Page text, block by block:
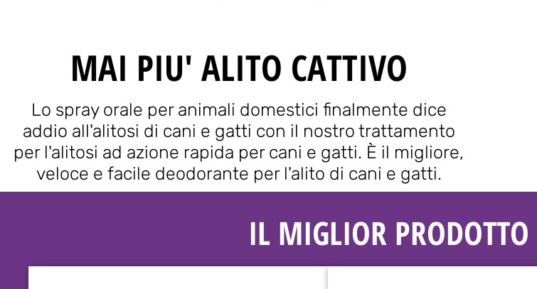
MAI PIU' ALITO CATTIVO
Lo spray orale per animali domestici finalmente dice
addio all'alitosi di cani e gatti con il nostro trattamento
per l'alitosi ad azione rapida per cani e gatti. È il migliore,
veloce e facile deodorante per l'alito di cani e gatti.
IL MIGLIOR